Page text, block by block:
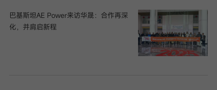
巴基斯坦AE Power来访华晟：合作再深
化，并肩启新程